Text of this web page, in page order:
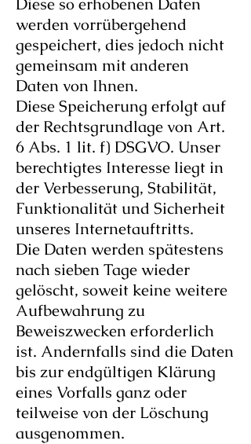
werden vorrübergehend
gespeichert, dies jedoch nicht
gemeinsam mit anderen
Daten von Ihnen.
Diese Speicherung erfolgt auf
der Rechtsgrundlage von Art.
6 Abs. 1 lit. f) DSGVO. Unser
berechtigtes Interesse liegt in
der Verbesserung, Stabilität,
Funktionalität und Sicherheit
unseres Internetauftritts.
Die Daten werden spätestens
nach sieben Tage wieder
gelöscht, soweit keine weitere
Aufbewahrung zu
Beweiszwecken erforderlich
ist. Andernfalls sind die Daten
bis zur endgültigen Klärung
eines Vorfalls ganz oder
teilweise von der Löschung
ausgenommen.